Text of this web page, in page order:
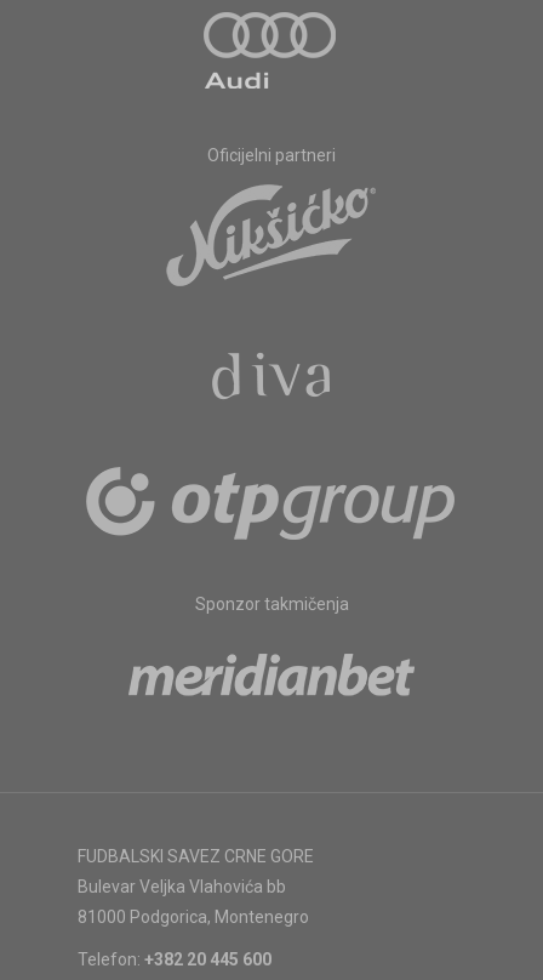
Oficijelni partneri
Sponzor takmičenja
FUDBALSKI SAVEZ CRNE GORE
Bulevar Veljka Vlahovića bb
81000 Podgorica, Montenegro
Telefon: +382 20 445 600